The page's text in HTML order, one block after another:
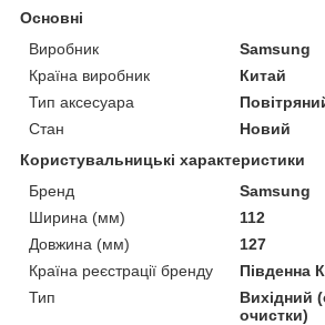
Основні
Виробник
Samsung
Країна виробник
Китай
Тип аксесуара
Стан
Новий
Користувальницькі характеристики
Бренд
Samsung
Ширина (мм)
112
Довжина (мм)
127
Країна реєстрації бренду
Південна
Тип
Вихідний
очистки)